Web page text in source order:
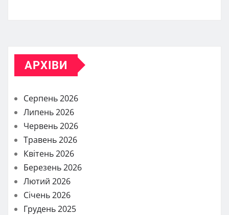
АРХІВИ
Серпень 2026
Липень 2026
Червень 2026
Травень 2026
Квітень 2026
Березень 2026
Лютий 2026
Січень 2026
Грудень 2025